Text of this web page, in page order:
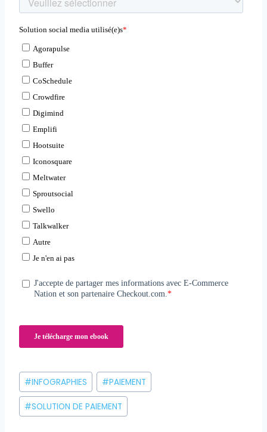
Étiquettes
de
la
#INFOGRAPHIES #PAIEMENT
#SOLUTION DE PAIEMENT